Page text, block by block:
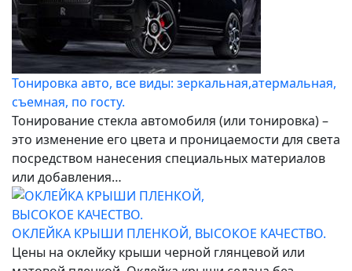
Тонировка авто, все виды: зеркальная,атермальная,
съемная, по госту.
Тонирование стекла автомобиля (или тонировка) –
это изменение его цвета и проницаемости для света
посредством нанесения специальных материалов
или добавления…
ОКЛЕЙКА КРЫШИ ПЛЕНКОЙ, ВЫСОКОЕ КАЧЕСТВО.
Цены на оклейку крыши черной глянцевой или